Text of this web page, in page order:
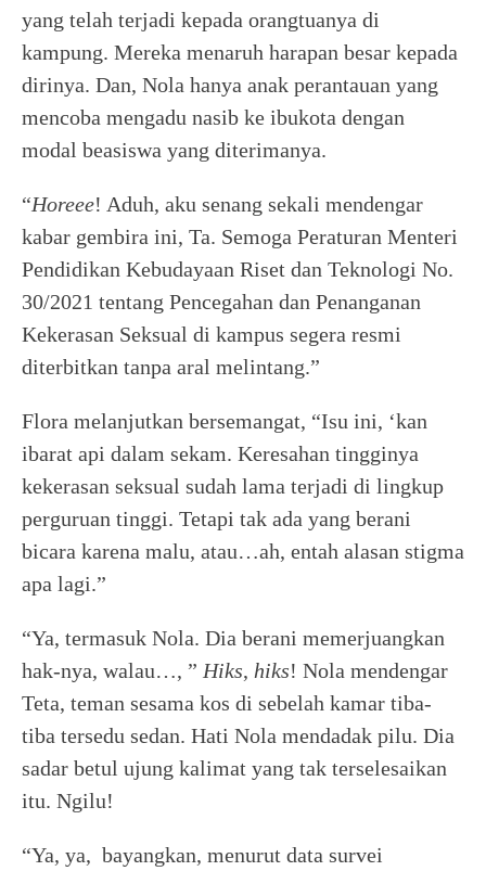
yang telah terjadi kepada orangtuanya di
kampung. Mereka menaruh harapan besar kepada
dirinya. Dan, Nola hanya anak perantauan yang
mencoba mengadu nasib ke ibukota dengan
modal beasiswa yang diterimanya.
“Horeee! Aduh, aku senang sekali mendengar
kabar gembira ini, Ta. Semoga Peraturan Menteri
Pendidikan Kebudayaan Riset dan Teknologi No.
30/2021 tentang Pencegahan dan Penanganan
Kekerasan Seksual di kampus segera resmi
diterbitkan tanpa aral melintang.”
Flora melanjutkan bersemangat, “Isu ini, ‘kan
ibarat api dalam sekam. Keresahan tingginya
kekerasan seksual sudah lama terjadi di lingkup
perguruan tinggi. Tetapi tak ada yang berani
bicara karena malu, atau…ah, entah alasan stigma
apa lagi.”
“Ya, termasuk Nola. Dia berani memerjuangkan
hak-nya, walau…, ” Hiks, hiks! Nola mendengar
Teta, teman sesama kos di sebelah kamar tiba-
tiba tersedu sedan. Hati Nola mendadak pilu. Dia
sadar betul ujung kalimat yang tak terselesaikan
itu. Ngilu!
“Ya, ya, bayangkan, menurut data survei